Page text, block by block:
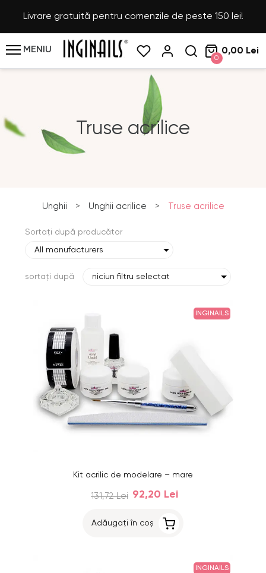
Livrare gratuită pentru comenzile de peste 150 lei!
MENIU
0
0,00 Lei
Truse acrilice
Unghii > Unghii acrilice > Truse acrilice
Sortați după producător
All manufacturers
sortați după niciun filtru selectat
INGINAILS
Kit acrilic de modelare – mare
131,72 Lei 92,20 Lei
Adăugați în coș
INGINAILS